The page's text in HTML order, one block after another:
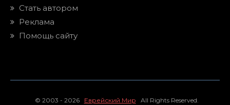
Стать автором
Реклама
Помощь сайту
© 2003 - 2026 Еврейский Мир All Rights Reserved.